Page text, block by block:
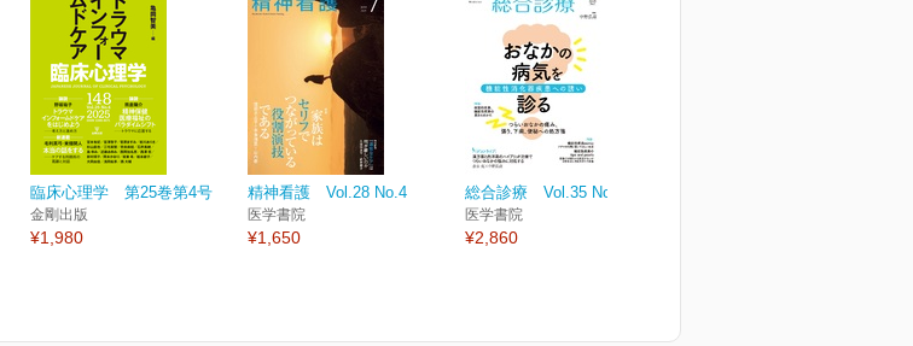
臨床心理学 第25巻第4号
金剛出版
¥1,980
精神看護 Vol.28 No.4
医学書院
¥1,650
総合診療 Vol.35 No.7
医学書院
¥2,860